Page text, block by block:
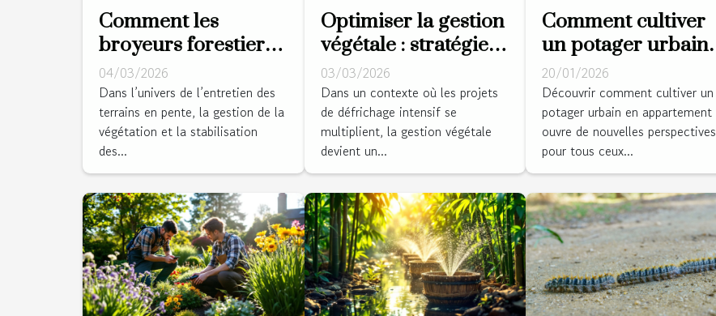
Comment les
broyeurs forestiers
facilitent-ils la
stabilisation des
pentes ?
04/03/2026
Dans l’univers de l’entretien des
terrains en pente, la gestion de la
végétation et la stabilisation
des...
Optimiser la gestion
végétale : stratégies
pour des projets de
défrichage intensif
03/03/2026
Dans un contexte où les projets
de défrichage intensif se
multiplient, la gestion végétale
devient un...
Comment cultiver
un potager urbain
en appartement ?
20/01/2026
Découvrir comment cultiver un
potager urbain en appartement
ouvre de nouvelles perspectives
pour tous ceux...